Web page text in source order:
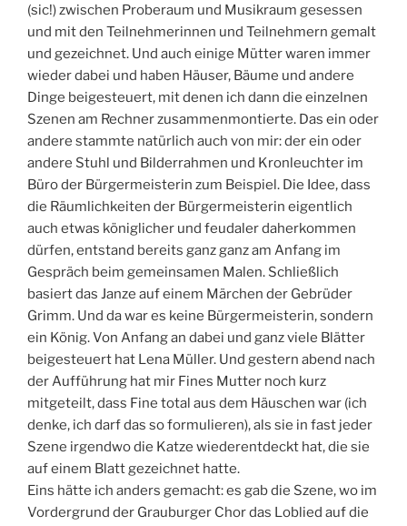
(sic!) zwischen Proberaum und Musikraum gesessen
und mit den Teilnehmerinnen und Teilnehmern gemalt
und gezeichnet. Und auch einige Mütter waren immer
wieder dabei und haben Häuser, Bäume und andere
Dinge beigesteuert, mit denen ich dann die einzelnen
Szenen am Rechner zusammenmontierte. Das ein oder
andere stammte natürlich auch von mir: der ein oder
andere Stuhl und Bilderrahmen und Kronleuchter im
Büro der Bürgermeisterin zum Beispiel. Die Idee, dass
die Räumlichkeiten der Bürgermeisterin eigentlich
auch etwas königlicher und feudaler daherkommen
dürfen, entstand bereits ganz ganz am Anfang im
Gespräch beim gemeinsamen Malen. Schließlich
basiert das Janze auf einem Märchen der Gebrüder
Grimm. Und da war es keine Bürgermeisterin, sondern
ein König. Von Anfang an dabei und ganz viele Blätter
beigesteuert hat Lena Müller. Und gestern abend nach
der Aufführung hat mir Fines Mutter noch kurz
mitgeteilt, dass Fine total aus dem Häuschen war (ich
denke, ich darf das so formulieren), als sie in fast jeder
Szene irgendwo die Katze wiederentdeckt hat, die sie
auf einem Blatt gezeichnet hatte.
Eins hätte ich anders gemacht: es gab die Szene, wo im
Vordergrund der Grauburger Chor das Loblied auf die